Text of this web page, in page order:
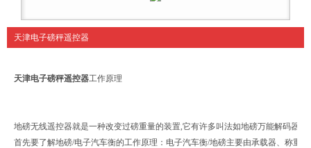
天津电子磅秤遥控器
天津电子磅秤遥控器工作原理
地磅无线遥控器就是一种改变过磅重量的装置,它有许多叫法如地磅万能解码器
首先要了解地磅/电子汽车衡的工作原理：电子汽车衡/地磅主要由承载器、称重